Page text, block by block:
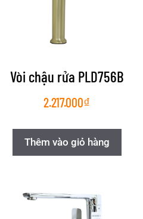
Vòi chậu rửa PLD756B
2.217.000₫
Thêm vào giỏ hàng